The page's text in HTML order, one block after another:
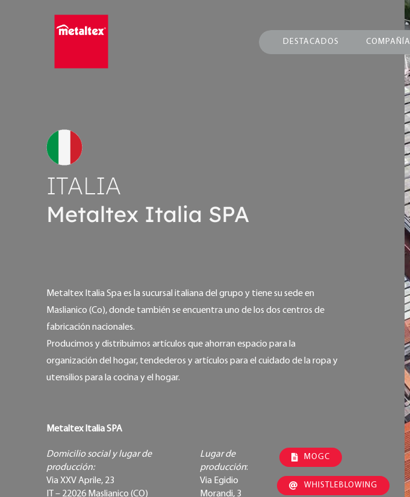
DESTACADOS COMPAÑÍA
ITALIA
Metaltex Italia SPA
Metaltex Italia Spa es la sucursal italiana del grupo y tiene su sede en
Maslianico (Co), donde también se encuentra uno de los dos centros de
fabricación nacionales.
Producimos y distribuimos artículos que ahorran espacio para la
organización del hogar, tendederos y artículos para el cuidado de la ropa y
utensilios para la cocina y el hogar.
Metaltex Italia SPA
Domicilio social y lugar de
producción:
Via XXV Aprile, 23
IT – 22026 Maslianico (CO)
Lugar de
producción:
Via Egidio
Morandi, 3
MOGC
WHISTLEBLOWING